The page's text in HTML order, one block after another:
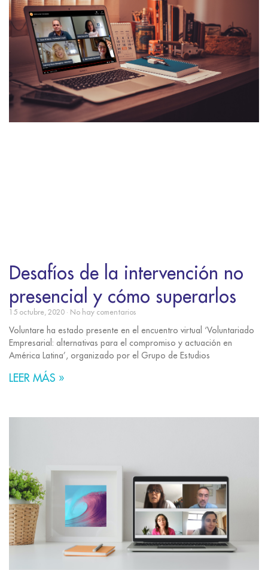
Desafíos de la intervención no
presencial y cómo superarlos
15 octubre, 2020 No hay comentarios
Voluntare ha estado presente en el encuentro virtual ‘Voluntariado
Empresarial: alternativas para el compromiso y actuación en
América Latina’, organizado por el Grupo de Estudios
LEER MÁS »